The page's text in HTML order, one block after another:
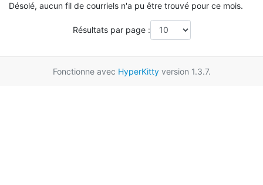
Désolé, aucun fil de courriels n'a pu être trouvé pour ce mois.
Résultats par page :
Fonctionne avec HyperKittyversion 1.3.7.